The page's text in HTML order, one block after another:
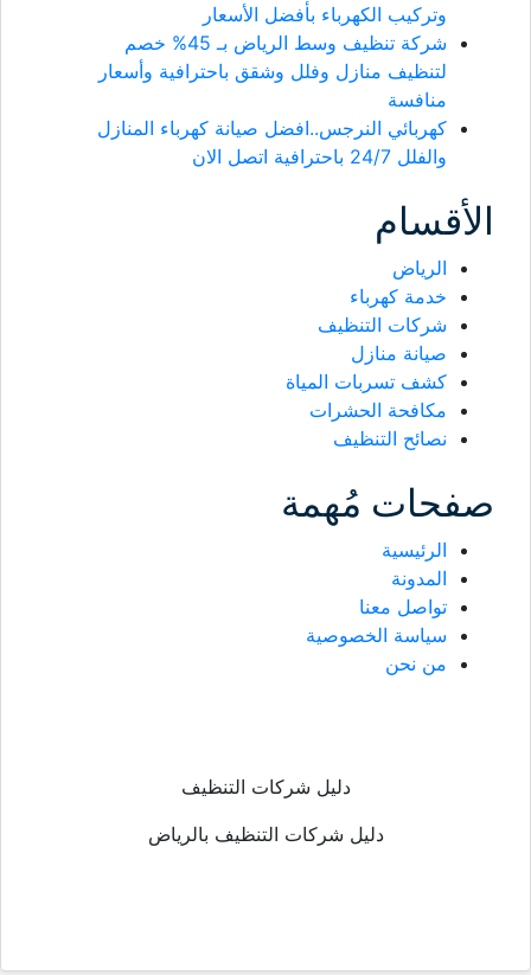
وتركيب الكهرباء بأفضل الأسعار
شركة تنظيف وسط الرياض بـ 45% خصم
لتنظيف منازل وفلل وشقق باحترافية وأسعار
منافسة
كهربائي النرجس..افضل صيانة كهرباء المنازل
والفلل 24/7 باحترافية اتصل الان
الأقسام
الرياض
خدمة كهرباء
شركات التنظيف
صيانة منازل
كشف تسربات المياة
مكافحة الحشرات
نصائح التنظيف
صفحات مُهمة
الرئيسية
المدونة
تواصل معنا
سياسة الخصوصية
من نحن
دليل شركات التنظيف
دليل شركات التنظيف بالرياض